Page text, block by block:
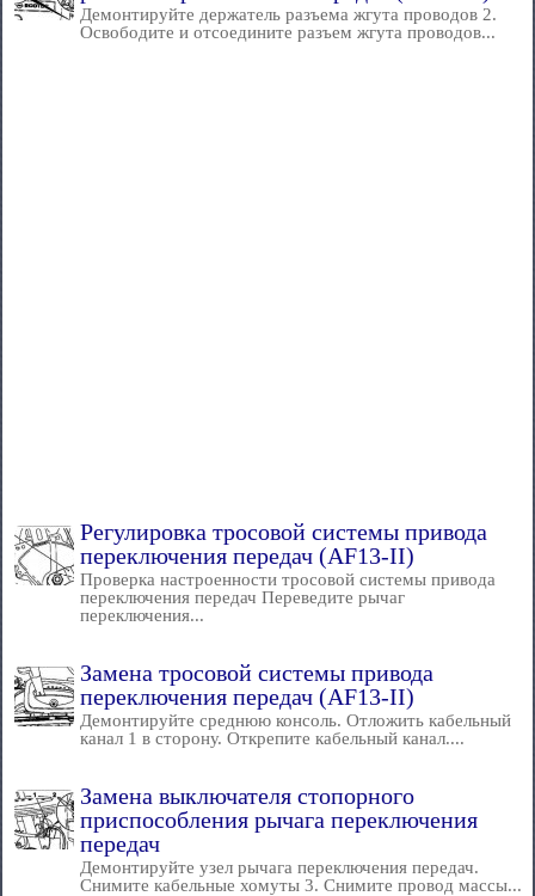
Демонтируйте держатель разъема жгута проводов 2.
Освободите и отсоедините разъем жгута проводов...
Регулировка тросовой системы привода
переключения передач (AF13-II)
Проверка настроенности тросовой системы привода
переключения передач Переведите рычаг
переключения...
Замена тросовой системы привода
переключения передач (AF13-II)
Демонтируйте среднюю консоль. Отложить кабельный
канал 1 в сторону. Открепите кабельный канал....
Замена выключателя стопорного
приспособления рычага переключения
передач
Демонтируйте узел рычага переключения передач.
Снимите кабельные хомуты 3. Снимите провод массы...